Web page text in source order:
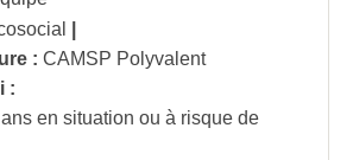
: CAMSP Polyvalent
:
en situation ou à risque de